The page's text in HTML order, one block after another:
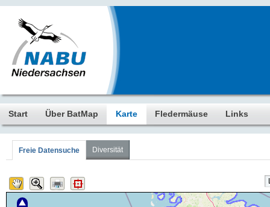
Start Über BatMap Karte Fledermäuse Links
Freie Datensuche Diversität